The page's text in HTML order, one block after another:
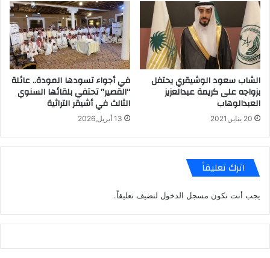
الشاب سعود الوشيقري يحتفل
بزواجه على كريمة عبدالعزيز
العبدالوهاب
20 يناير,2021
في أجواء تسودها المودة.. عائلة
“القصير” تحتفي بلقائها السنوي
الثالث في أشيقر التراثية
13 أبريل,2026
اترك تعليقاً
يجب أنت تكون مسجل الدخول لتضيف تعليقاً.